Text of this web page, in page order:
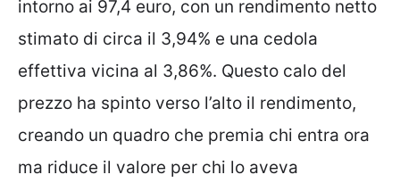
intorno ai 97,4 euro, con un rendimento netto
stimato di circa il 3,94% e una cedola
effettiva vicina al 3,86%. Questo calo del
prezzo ha spinto verso l’alto il rendimento,
creando un quadro che premia chi entra ora
ma riduce il valore per chi lo aveva